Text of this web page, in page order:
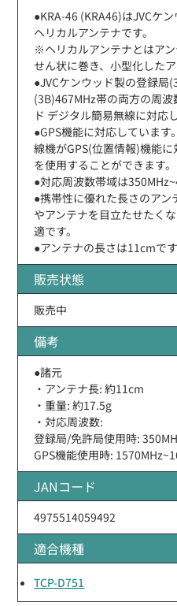
●KRA-46 (KRA46)はJVCケ
ヘリカルアンテナです。
※ヘリカルアンテナとはア
せん状に巻き、小型化した
●JVCケンウッド製の登録局
(3B)467MHz帯の両方の周
ド デジタル簡易無線に対応
●GPS機能に対応していま
線機がGPS(位置情報)機能
を使用することができます。
●対応周波数帯域は
●携帯性に優れた長さのア
やアンテナを目立たせたく
適です。
●アンテナの長さは11cmです
販売状態
販売中
備考
●諸元
・アンテナ長: 約11cm
・重量: 約17.5g
・対応周波数:
登録局/免許局使用時:
GPS機能使用時:
JANコード
4975514059492
適合機種
TCP-D751